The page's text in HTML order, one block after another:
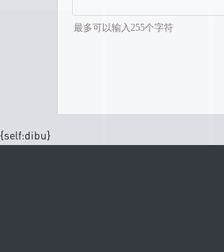
{self:dibu}